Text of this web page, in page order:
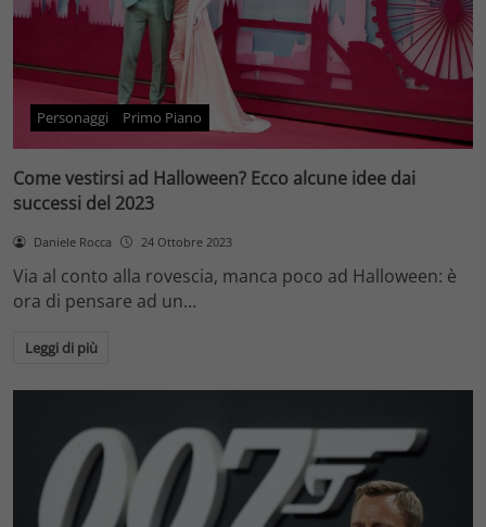
Personaggi Primo Piano
Come vestirsi ad Halloween? Ecco alcune idee dai
successi del 2023
Daniele Rocca 24 Ottobre 2023
Via al conto alla rovescia, manca poco ad Halloween: è
ora di pensare ad un…
Leggi di più